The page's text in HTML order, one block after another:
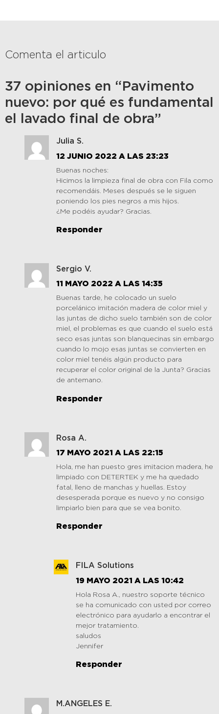
Comenta el articulo
37 opiniones en “Pavimento
nuevo: por qué es fundamental
el lavado final de obra”
Julia S.
12 JUNIO 2022 A LAS 23:23
Buenas noches:
Hicimos la limpieza final de obra con Fila como
recomendáis. Meses después se le siguen
poniendo los pies negros a mis hijos.
¿Me podéis ayudar? Gracias.
Responder
Sergio V.
11 MAYO 2022 A LAS 14:35
Buenas tarde, he colocado un suelo
porcelánico imitación madera de color miel y
las juntas de dicho suelo también son de color
miel, el problemas es que cuando el suelo está
seco esas juntas son blanquecinas sin embargo
cuando lo mojo esas juntas se convierten en
color miel tenéis algún producto para
recuperar el color original de la Junta? Gracias
de antemano.
Responder
Rosa A.
17 MAYO 2021 A LAS 22:15
Hola, me han puesto gres imitacion madera, he
limpiado con DETERTEK y me ha quedado
fatal, lleno de manchas y huellas. Estoy
desesperada porque es nuevo y no consigo
limpiarlo bien para que se vea bonito.
Responder
FILA Solutions
19 MAYO 2021 A LAS 10:42
Hola Rosa A., nuestro soporte técnico
se ha comunicado con usted por correo
electrónico para ayudarlo a encontrar el
mejor tratamiento.
saludos
Jennifer
Responder
M.ANGELES E.